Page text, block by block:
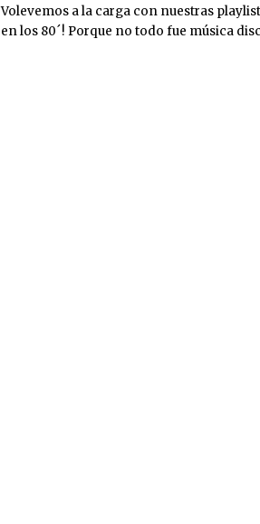
Volevemos a la carga con nuestras
en los 80´! Porque no todo fue música